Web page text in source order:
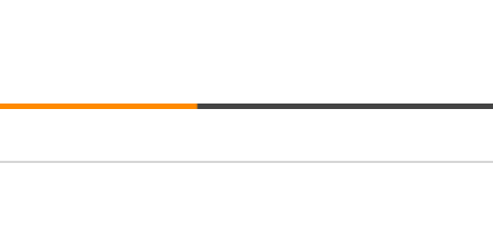
跳ね上げ式アームレスト 3Dヘッドレスト ハンガー付き 高反発クッ